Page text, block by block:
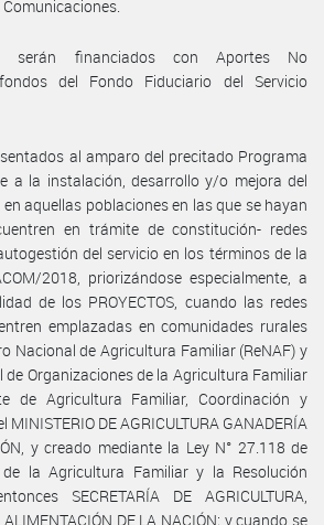
serán financiados con Aportes No
del Fondo Fiduciario del Servicio
al amparo del precitado Programa
a la instalación, desarrollo y/o mejora del
aquellas poblaciones en las que se hayan
en trámite de constitución- redes
del servicio en los términos de la
2018, priorizándose especialmente, a
de los PROYECTOS, cuando las redes
emplazadas en comunidades rurales
Nacional de Agricultura Familiar (ReNAF) y
de Organizaciones de la Agricultura Familiar
de Agricultura Familiar, Coordinación y
DE AGRICULTURA GANADERÍA
y creado mediante la Ley N° 27.118 de
la Agricultura Familiar y la Resolución
SECRETARÍA DE AGRICULTURA,
ALIMENTACIÓN DE LA NACIÓN; y cuando se